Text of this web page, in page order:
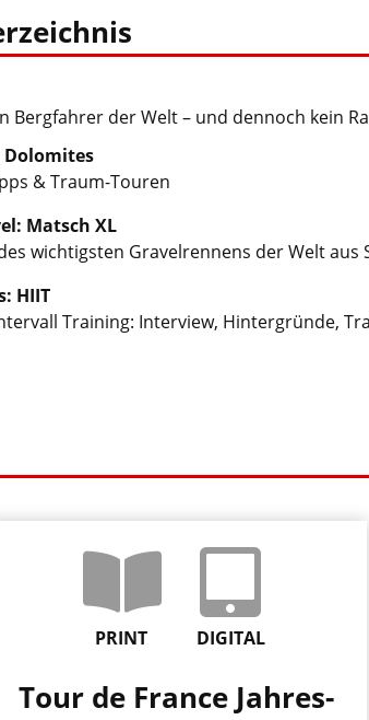
Bergfahrer der Welt – und dennoch kein
& Traum-Touren
Matsch XL
wichtigsten Gravelrennens der Welt aus
HIIT
Training: Interview, Hintergründe,
PRINT DIGITAL
Tour de France Jahres-